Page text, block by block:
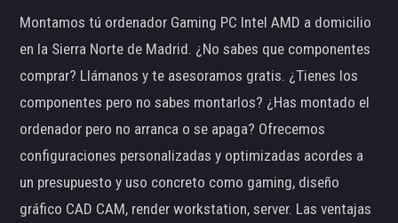
Montamos tú ordenador Gaming PC Intel AMD a domicilio
en la Sierra Norte de Madrid. ¿No sabes que componentes
comprar? Llámanos y te asesoramos gratis. ¿Tienes los
componentes pero no sabes montarlos? ¿Has montado el
ordenador pero no arranca o se apaga? Ofrecemos
configuraciones personalizadas y optimizadas acordes a
un presupuesto y uso concreto como gaming, diseño
gráfico CAD CAM, render workstation, server. Las ventajas